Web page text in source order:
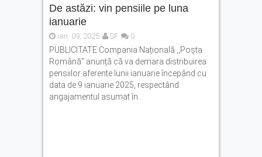
Concert extraordinar de
muzică de cameră la
urcă pe scena Amfiteatrului
de vară
38°C la Făgăraș, apoi vin
furtunile
De astăzi: vin pensiile pe luna
ianuarie
ian. 09, 2025 SF 0
PUBLICITATE Compania Națională ,,Poșta
Română” anunță că va demara distribuirea
pensiilor aferente lunii ianuarie începând cu
data de 9 ianuarie 2025, respectând
angajamentul asumat în...